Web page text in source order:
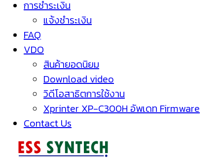
การชำระเงิน
แจ้งชำระเงิน
FAQ
VDO
สินค้ายอดนิยม
Download video
วิดีโอสาธิตการใช้งาน
Xprinter XP-C300H อัพเดท Firmware
Contact Us